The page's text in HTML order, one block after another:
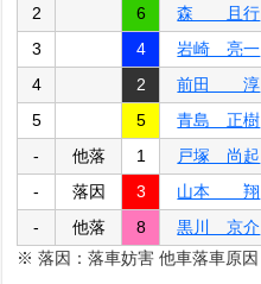
2
6 森 且行
3
4 岩崎 亮一
4
2 前田 淳
5
5 青島 正樹
-
他落 1 戸塚 尚起
-
落因 3 山本 翔
-
他落 8 黒川 京介
※ 落因：落車妨害 他車落車原因